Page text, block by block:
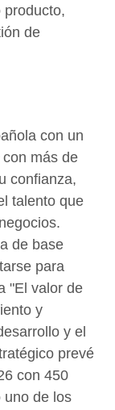
producto,
de
con un
más de
confianza,
talento que
de base
para
"El valor de
y
y el
prevé
con 450
uno de los